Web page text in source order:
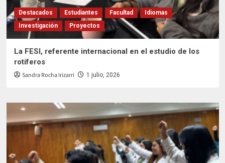
Destacados Estudiantes Facultad
Idiomas
Investigación
Proyectos
La FESI, referente internacional en el estudio de los
rotíferos
Sandra Rocha Irizarri 1 julio, 2026